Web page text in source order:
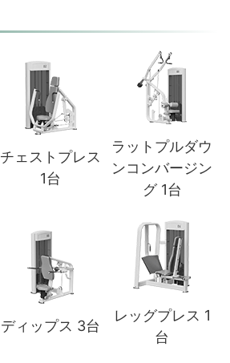
チェストプレス
1台
ラットプルダウ
ンコンバージン
グ 1台
ディップス 3台
レッグプレス 1
台